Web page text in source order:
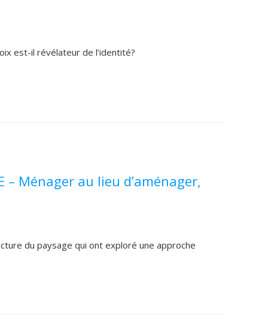
est-il révélateur de l’identité?
– Ménager au lieu d’aménager,
du paysage qui ont exploré une approche